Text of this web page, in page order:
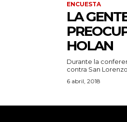
ENCUESTA
LA
HOLAN
Durante la
contra San
6 abril, 2018